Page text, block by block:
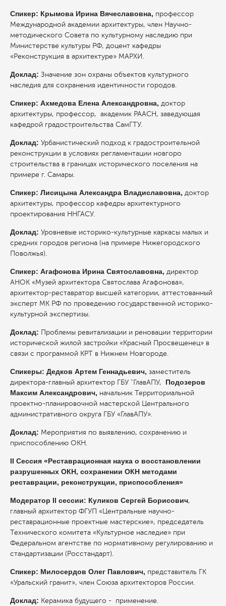
Спикер: Крымова Ирина Вячеславовна, профессор
Международной академии архитектуры, член Научно-
методического Совета по культурному наследию при
Министерстве культуры РФ, доцент кафедры
«Реконструкция в архитектуре» МАРХИ.
Доклад: Значение зон охраны объектов культурного
наследия для сохранения идентичности городов.
Спикер: Ахмедова Елена Александровна, доктор
архитектуры, профессор, академик РААСН, заведующая
кафедрой градостроительства СамГТУ.
Доклад: Урбанистический подход к градостроительной
реконструкции в условиях регламентации новгоро
строительства в границах исторического поселения на
примере г. Самары.
Спикер: Лисицына Александра Владиславовна, доктор
архитектуры, профессор кафедры архитектурного
проектирования ННГАСУ.
Доклад: Уровневые историко-культурные каркасы малых и
средних городов региона (на примере Нижегородского
Поволжья).
Спикер: Агафонова Ирина Святославовна, директор
АНОК «Музей архитектора Святослава Агафонова»,
архитектор-реставратор высшей категории, аттестованный
эксперт МК РФ по проведению государственной историко-
культурной экспертизы.
Доклад: Проблемы ревитализации и реновации территории
исторической жилой застройки «Красный Просвещенец» в
связи с программой КРТ в Нижнем Новгороде.
Спикеры: Дедков Артем Геннадьевич, заместитель
директора-главный архитектор ГБУ "ГлавАПУ, Подозеров
Максим Александрович, начальник Территориальной
проектно-планировочной мастерской Центрального
административного округа ГБУ «ГлавАПУ».
Доклад: Мероприятия по выявлению, сохранению и
приспособлению ОКН.
II Сессия «Реставрационная наука о восстановлении
разрушенных ОКН, сохранении ОКН методами
реставрации, реконструкции, приспособления»
Модератор II сессии: Куликов Сергей Борисович,
главный архитектор ФГУП «Центральные научно-
реставрационные проектные мастерские», председатель
Технического комитета «Культурное наследие» при
Федеральном агентстве по нормативному регулированию и
стандартизации (Росстандарт).
Спикер: Милосердов Олег Павлович, представитель ГК
«Уральский гранит», член Союза архитекторов России.
Доклад: Керамика будущего - применение.